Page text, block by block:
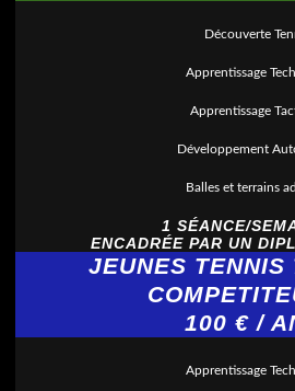
Découverte
Apprentissage
Apprentissage
Développement
Balles et terrains
1 SÉANCE/
ENCADRÉE PAR UN
JEUNES TENNIS
100 € /
Apprentissage